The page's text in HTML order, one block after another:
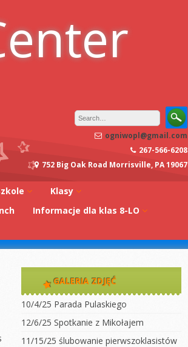
ogniwopl@gmail.com
267-566-6208
752 Big Oak Road Morrisville, PA 19067
szkoły
2026
2026
szkoły
do
Klasy
Klasa 0A
Klasa 1A
Klasa 1B
Klasa 2
Klasa 3A
Klasa 3 B
Informacje dla klas 8-LO
Stypendia
Egzaminy z
dwujęzyczności
GALERIA ZDJĘĆ
10/4/25 Parada Pulaskiego
12/6/25 Spotkanie z Mikołajem
11/15/25 ślubowanie pierwszoklasistów